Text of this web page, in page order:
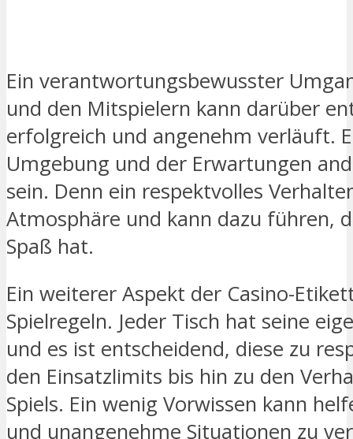
Ein verantwortungsbewusster
und den Mitspielern kann darüber
erfolgreich und angenehm verläuft.
Umgebung und der Erwartungen
sein. Denn ein respektvolles
Atmosphäre und kann dazu führen,
Spaß hat.
Ein weiterer Aspekt der Casino-
Spielregeln. Jeder Tisch hat seine
und es ist entscheidend, diese zu
den Einsatzlimits bis hin zu den
Spiels. Ein wenig Vorwissen kann
und unangenehme Situationen zu